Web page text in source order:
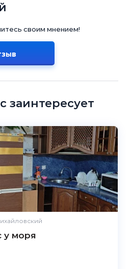
своим мнением!
заинтересует
у моря